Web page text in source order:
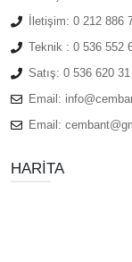
İletişim: 0 212 886
Teknik : 0 536 552
Satış: 0 536 620
Email:
Email:
HARITA